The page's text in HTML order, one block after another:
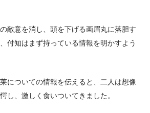
敵意を消し、頭を下げる画眉丸に落胆す
付知はまず持っている情報を明かすよう
についての情報を伝えると、二人は想像
し、激しく食いついてきました。